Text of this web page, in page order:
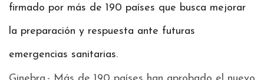
firmado por más de 190 países que busca mejorar
la preparación y respuesta ante futuras
emergencias sanitarias.​